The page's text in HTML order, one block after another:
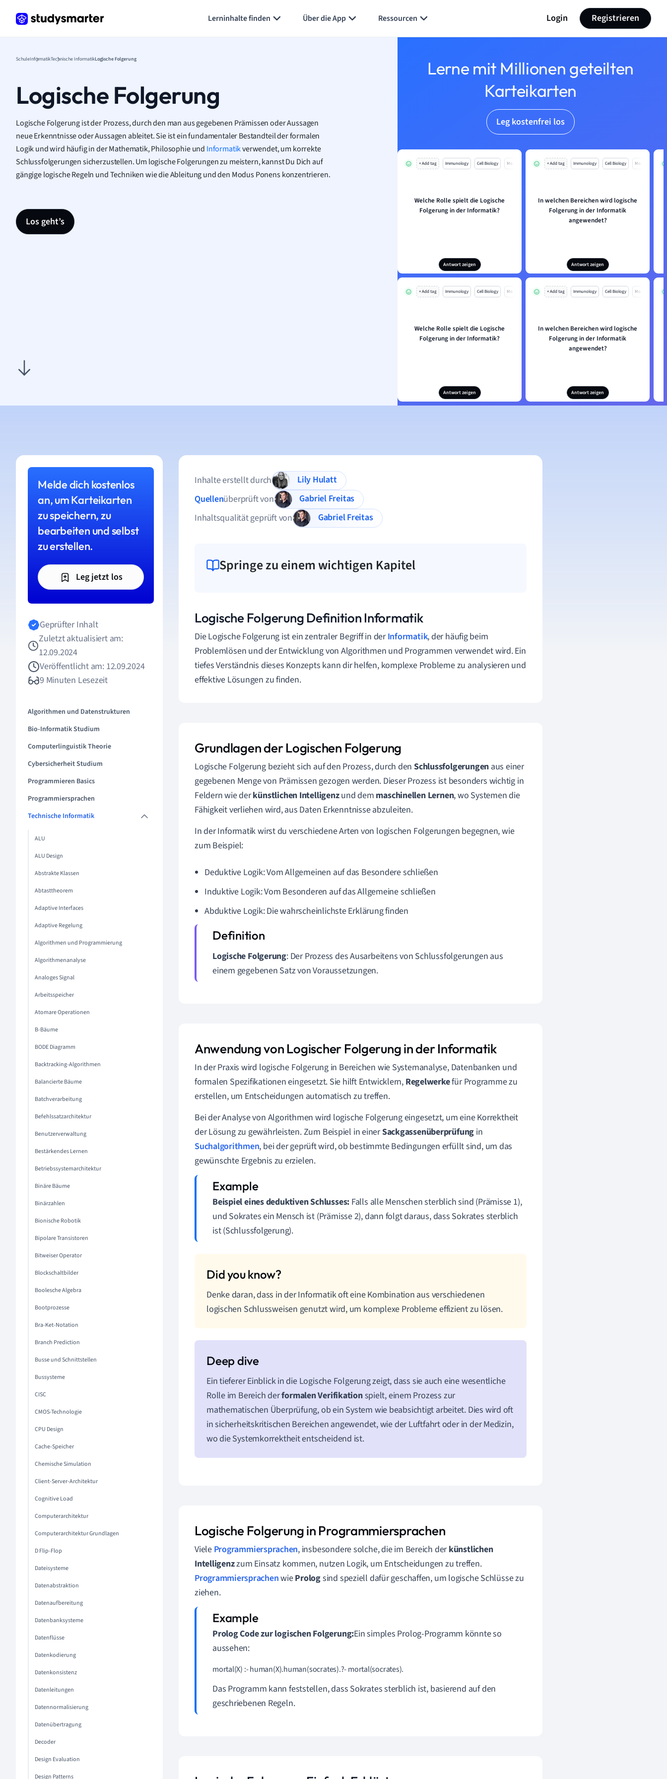
Lerninhalte finden Über die App Ressourcen Login Registrieren
SchuleInformatikTechnische InformatikLogische Folgerung
Logische Folgerung
Logische Folgerung ist der Prozess, durch den man aus gegebenen Prämissen oder Aussagen
neue Erkenntnisse oder Aussagen ableitet. Sie ist ein fundamentaler Bestandteil der formalen
Logik und wird häufig in der Mathematik, Philosophie und Informatikverwendet, um korrekte
Schlussfolgerungen sicherzustellen. Um logische Folgerungen zu meistern, kannst Du Dich auf
gängige logische Regeln und Techniken wie die Ableitung und den Modus Ponens konzentrieren.
Los geht’s
Lerne mit Millionen geteilten
Karteikarten
Leg kostenfrei los
+ Add tag Immunology Cell Biology Mo
Welche Rolle spielt die Logische
Folgerung in der Informatik?
Antwort zeigen
+ Add tag Immunology Cell Biology Mo
In welchen Bereichen wird logische
Folgerung in der Informatik
angewendet?
Antwort zeigen
+ Add tag Immunology Cell Biology Mo
Welche Rolle spielt die Logische
Folgerung in der Informatik?
Antwort zeigen
+ Add tag Immunology Cell Biology Mo
In welchen Bereichen wird logische
Folgerung in der Informatik
angewendet?
Antwort zeigen
Melde dich kostenlos
an, um Karteikarten
zu speichern, zu
bearbeiten und selbst
zu erstellen.
Leg jetzt los
Geprüfter Inhalt
Zuletzt aktualisiert am:
12.09.2024
Veröffentlicht am: 12.09.2024
9 Minuten Lesezeit
Algorithmen und Datenstrukturen
Bio-Informatik Studium
Computerlinguistik Theorie
Cybersicherheit Studium
Programmieren Basics
Programmiersprachen
Technische Informatik
ALU
ALU Design
Abstrakte Klassen
Abtasttheorem
Adaptive Interfaces
Adaptive Regelung
Algorithmen und Programmierung
Algorithmenanalyse
Analoges Signal
Arbeitsspeicher
Atomare Operationen
B-Bäume
BODE Diagramm
Backtracking-Algorithmen
Balancierte Bäume
Batchverarbeitung
Befehlssatzarchitektur
Benutzerverwaltung
Bestärkendes Lernen
Betriebssystemarchitektur
Binäre Bäume
Binärzahlen
Bionische Robotik
Bipolare Transistoren
Bitweiser Operator
Blockschaltbilder
Boolesche Algebra
Bootprozesse
Bra-Ket-Notation
Branch Prediction
Busse und Schnittstellen
Bussysteme
CISC
CMOS-Technologie
CPU Design
Cache-Speicher
Chemische Simulation
Client-Server-Architektur
Cognitive Load
Computerarchitektur
Computerarchitektur Grundlagen
D Flip-Flop
Dateisysteme
Datenabstraktion
Datenaufbereitung
Datenbanksysteme
Datenflüsse
Datenkodierung
Datenkonsistenz
Datenleitungen
Datennormalisierung
Datenübertragung
Decoder
Design Evaluation
Design Patterns
Inhalte erstellt durch
Lily Hulatt
Quellenüberprüft von
Gabriel Freitas
Inhaltsqualität geprüft von
Gabriel Freitas
Springe zu einem wichtigen Kapitel
Logische Folgerung Definition Informatik
Die Logische Folgerung ist ein zentraler Begriff in derInformatik, der häufig beim
Problemlösen und der Entwicklung von Algorithmen und Programmen verwendet wird. Ein
tiefes Verständnis dieses Konzepts kann dir helfen, komplexe Probleme zu analysieren und
effektive Lösungen zu finden.
Grundlagen der Logischen Folgerung
Logische Folgerung bezieht sich auf den Prozess, durch denSchlussfolgerungen aus einer
gegebenen Menge von Prämissen gezogen werden. Dieser Prozess ist besonders wichtig in
Feldern wie derkünstlichen Intelligenzund dem maschinellen Lernen, wo Systemen die
Fähigkeit verliehen wird, aus Daten Erkenntnisse abzuleiten.
In der Informatik wirst du verschiedene Arten von logischen Folgerungen begegnen, wie
zum Beispiel:
Deduktive Logik: Vom Allgemeinen auf das Besondere schließen
Induktive Logik: Vom Besonderen auf das Allgemeine schließen
Abduktive Logik: Die wahrscheinlichste Erklärung finden
Logische Folgerung: Der Prozess des Ausarbeitens von Schlussfolgerungen aus
einem gegebenen Satz von Voraussetzungen.
Anwendung von Logischer Folgerung in der Informatik
In der Praxis wird logische Folgerung in Bereichen wie Systemanalyse, Datenbanken und
formalen Spezifikationen eingesetzt. Sie hilft Entwicklern, Regelwerkefür Programme zu
erstellen, um Entscheidungen automatisch zu treffen.
Bei der Analyse von Algorithmen wird logische Folgerung eingesetzt, um eine Korrektheit
der Lösung zu gewährleisten. Zum Beispiel in einerSackgassenüberprüfung in
Suchalgorithmen, bei der geprüft wird, ob bestimmte Bedingungen erfüllt sind, um das
gewünschte Ergebnis zu erzielen.
Beispiel eines deduktiven Schlusses: Falls alle Menschen sterblich sind (Prämisse 1),
und Sokrates ein Mensch ist (Prämisse 2), dann folgt daraus, dass Sokrates sterblich
ist (Schlussfolgerung).
Denke daran, dass in der Informatik oft eine Kombination aus verschiedenen
logischen Schlussweisen genutzt wird, um komplexe Probleme effizient zu lösen.
Ein tieferer Einblick in die Logische Folgerung zeigt, dass sie auch eine wesentliche
Rolle im Bereich derformalen Verifikationspielt, einem Prozess zur
mathematischen Überprüfung, ob ein System wie beabsichtigt arbeitet. Dies wird oft
in sicherheitskritischen Bereichen angewendet, wie der Luftfahrt oder in der Medizin,
wo die Systemkorrektheit entscheidend ist.
Logische Folgerung in Programmiersprachen
Viele Programmiersprachen, insbesondere solche, die im Bereich derkünstlichen
Intelligenzzum Einsatz kommen, nutzen Logik, um Entscheidungen zu treffen.
ProgrammiersprachenwiePrologsind speziell dafür geschaffen, um logische Schlüsse zu
ziehen.
Prolog Code zur logischen Folgerung:Ein simples Prolog-Programm könnte so
aussehen:
mortal(X) :- human(X).human(socrates).?- mortal(socrates).
Das Programm kann feststellen, dass Sokrates sterblich ist, basierend auf den
geschriebenen Regeln.